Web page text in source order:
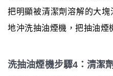
把明顯被清潔劑溶解的大
地沖洗抽油煙機，把抽油煙
洗抽油煙機步驟4：清潔